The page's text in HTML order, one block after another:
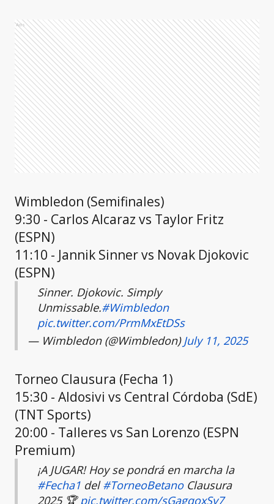
Ads
Wimbledon (Semifinales)
9:30 - Carlos Alcaraz vs Taylor Fritz
(ESPN)
11:10 - Jannik Sinner vs Novak Djokovic
(ESPN)
Sinner. Djokovic. Simply
Unmissable.#Wimbledon
pic.twitter.com/PrmMxEtDSs
— Wimbledon (@Wimbledon) July 11, 2025
Torneo Clausura (Fecha 1)
15:30 - Aldosivi vs Central Córdoba (SdE)
(TNT Sports)
20:00 - Talleres vs San Lorenzo (ESPN
Premium)
¡A JUGAR! Hoy se pondrá en marcha la
#Fecha1 del#TorneoBetanoClausura
2025 🏆pic.twitter.com/sGagqoxSy7